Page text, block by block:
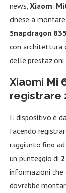
news, Xiaomi
cinese a
Snapdragon 835
con architettura
delle
Xiaomi Mi
registrare
Il dispositivo è
facendo
raggiunto fino ad
un punteggio di
informazioni
dovrebbe